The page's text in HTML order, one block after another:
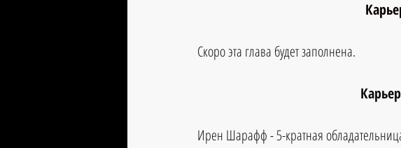
Скоро эта глава будет заполнена.
Ирен Шарафф - 5-кратная